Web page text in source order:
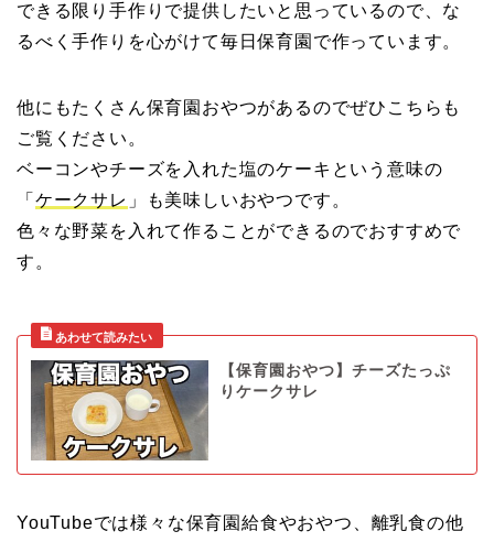
できる限り手作りで提供したいと思っているので、な
るべく手作りを心がけて毎日保育園で作っています。
他にもたくさん保育園おやつがあるのでぜひこちらも
ご覧ください。
ベーコンやチーズを入れた塩のケーキという意味の
「 ケークサレ 」も美味しいおやつです。
色々な野菜を入れて作ることができるのでおすすめで
す。
【保育園おやつ】チーズたっぷ
りケークサレ
YouTubeでは様々な保育園給食やおやつ、離乳食の他